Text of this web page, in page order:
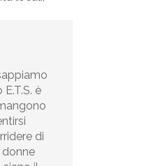
è
di